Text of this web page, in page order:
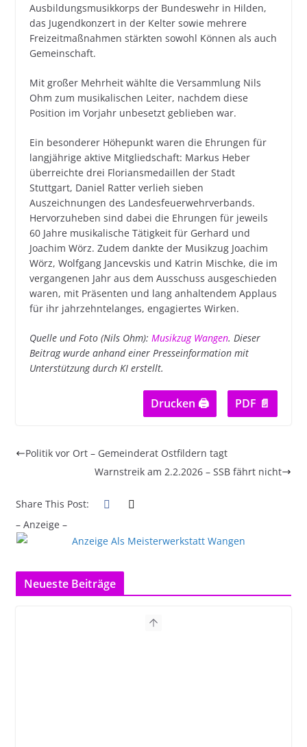
Ausbildungsmusikkorps der Bundeswehr in Hilden,
das Jugendkonzert in der Kelter sowie mehrere
Freizeitmaßnahmen stärkten sowohl Können als auch
Gemeinschaft.
Mit großer Mehrheit wählte die Versammlung Nils
Ohm zum musikalischen Leiter, nachdem diese
Position im Vorjahr unbesetzt geblieben war.
Ein besonderer Höhepunkt waren die Ehrungen für
langjährige aktive Mitgliedschaft: Markus Heber
überreichte drei Floriansmedaillen der Stadt
Stuttgart, Daniel Ratter verlieh sieben
Auszeichnungen des Landesfeuerwehrverbands.
Hervorzuheben sind dabei die Ehrungen für jeweils
60 Jahre musikalische Tätigkeit für Gerhard und
Joachim Wörz. Zudem dankte der Musikzug Joachim
Wörz, Wolfgang Jancevskis und Katrin Mischke, die im
vergangenen Jahr aus dem Ausschuss ausgeschieden
waren, mit Präsenten und lang anhaltendem Applaus
für ihr jahrzehntelanges, engagiertes Wirken.
Quelle und Foto (Nils Ohm): Musikzug Wangen. Dieser
Beitrag wurde anhand einer Presseinformation mit
Unterstützung durch KI erstellt.
Drucken 🖨 PDF 📄
Politik vor Ort – Gemeinderat Ostfildern tagt
Warnstreik am 2.2.2026 – SSB fährt nicht
Share This Post:
– Anzeige –
Neueste Beiträge